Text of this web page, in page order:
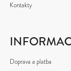
Kontakty
Doprava a platba